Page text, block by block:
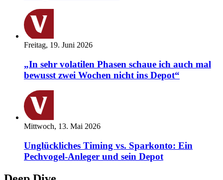
Freitag, 19. Juni 2026
„In sehr volatilen Phasen schaue ich auch mal
bewusst zwei Wochen nicht ins Depot“
Mittwoch, 13. Mai 2026
Unglückliches Timing vs. Sparkonto: Ein
Pechvogel-Anleger und sein Depot